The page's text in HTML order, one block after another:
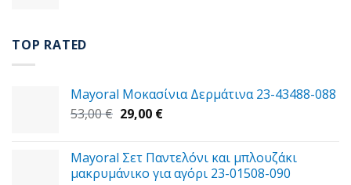
TOP RATED
Mayoral Μοκασίνια Δερμάτινα 23-43488-088
53,00€ Original
53,00 €.
29,00 €Η
είναι:
29,00 €.
Mayoral Σετ Παντελόνι και μπλουζάκι
μακρυμάνικο για αγόρι 23-01508-090